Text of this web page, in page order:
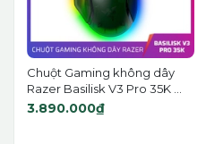
Chuột Gaming không dây
Razer Basilisk V3 Pro 35K ...
3.890.000₫